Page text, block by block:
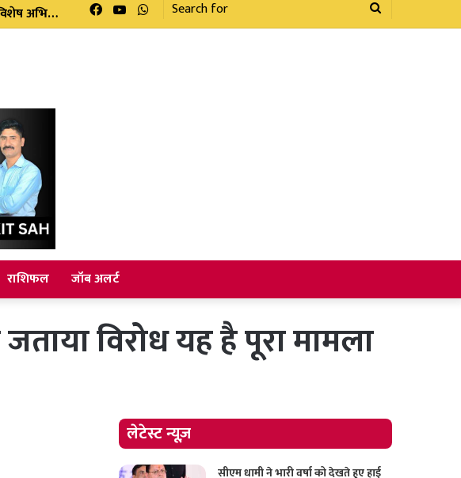
Search
for
WhatsApp
YouTube
Facebook
राशिफल जॉब अलर्ट
विरोध यह है पूरा मामला
लेटेस्ट न्यूज़
सीएम धामी ने भारी वर्षा को देखते हुए हाई